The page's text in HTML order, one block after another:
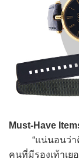
Must-Have
“แน่นอนว่าคือ
คนที่มีรองเท้าเย